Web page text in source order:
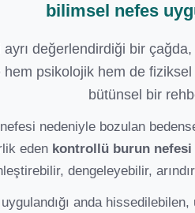
bilimsel nefes
değerlendirdiği bir çağda,
psikolojik hem de fiziksel
bütünsel bir
nedeniyle bozulan
eden kontrollü burun
dengeleyebilir,
anda